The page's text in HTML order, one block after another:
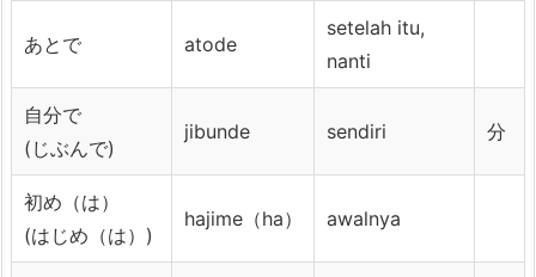
あとで atode
setelah itu,
nanti
自分で
(じぶんで)
jibunde sendiri 分
初め（は）
(はじめ（は）)
hajime（ha） awalnya